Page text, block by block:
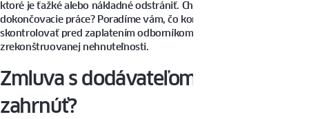
ktoré je ťažké alebo nákladné odstrániť. Chcete vedieť, ako overiť
dokončovacie práce? Poradíme vám, čo konkrétne je potrebné
skontrolovať pred zaplatením odborníkom a prevzatím kľúčov od
zrekonštruovanej nehnuteľnosti.
Zmluva s dodávateľom – čo
zahrnúť?